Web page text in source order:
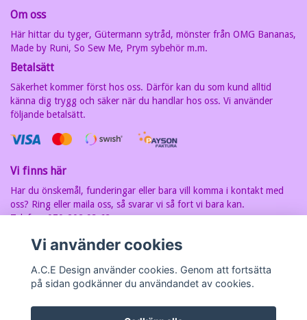
Om oss
Här hittar du tyger, Gütermann sytråd, mönster från OMG Bananas,
Made by Runi, So Sew Me, Prym sybehör m.m.
Betalsätt
Säkerhet kommer först hos oss. Därför kan du som kund alltid
känna dig trygg och säker när du handlar hos oss. Vi använder
följande betalsätt.
Vi finns här
Har du önskemål, funderingar eller bara vill komma i kontakt med
oss? Ring eller maila oss, så svarar vi så fort vi bara kan.
Telefon: 070-202 93 63
7607030280
Vi använder cookies
A.C.E Design använder cookies. Genom att fortsätta
på sidan godkänner du användandet av cookies.